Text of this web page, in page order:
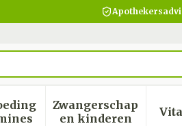
Schoonheid, verzorging en
submenu voor Dieet,
Zwangerschap
en kinderen
Toon